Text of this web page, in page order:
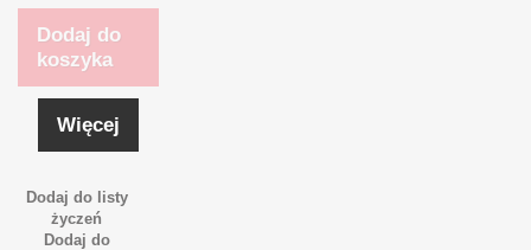
Dodaj do
koszyka
Więcej
Dodaj do listy
życzeń
Dodaj do